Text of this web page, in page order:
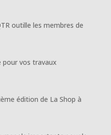
outille les membres de
pour vos travaux
édition de La Shop à